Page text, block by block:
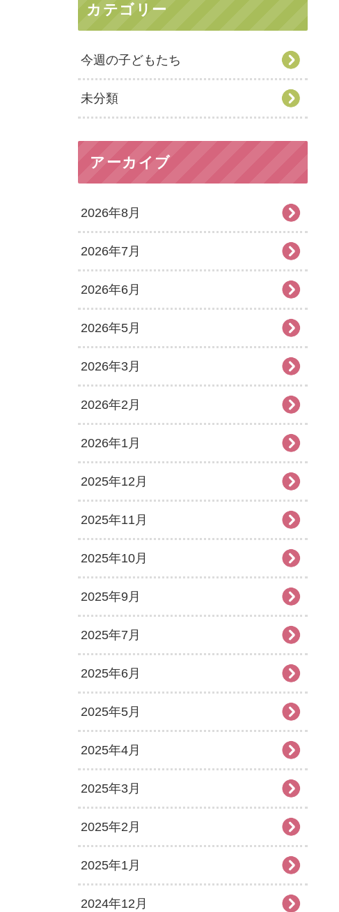
カテゴリー
今週の子どもたち
未分類
アーカイブ
2026年8月
2026年7月
2026年6月
2026年5月
2026年3月
2026年2月
2026年1月
2025年12月
2025年11月
2025年10月
2025年9月
2025年7月
2025年6月
2025年5月
2025年4月
2025年3月
2025年2月
2025年1月
2024年12月